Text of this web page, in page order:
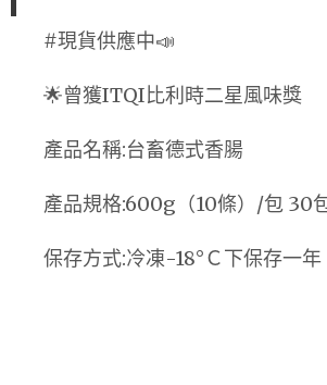
#現貨供應中📣
🌟曾獲ITQI比利時二星風味獎
產品名稱:台畜德式香腸
產品規格:600g（10條）/包 30
保存方式:冷凍-18°Ｃ下保存一年